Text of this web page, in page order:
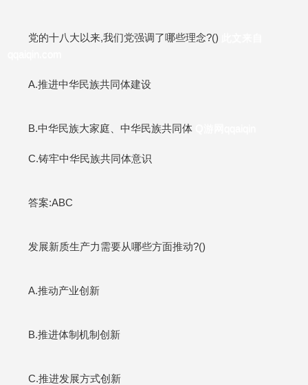
党的十八大以来,我们党强调了哪些理念?()
A.推进中华民族共同体建设
B.中华民族大家庭、中华民族共同体
C.铸牢中华民族共同体意识
答案:ABC
发展新质生产力需要从哪些方面推动?()
A.推动产业创新
B.推进体制机制创新
C.推进发展方式创新